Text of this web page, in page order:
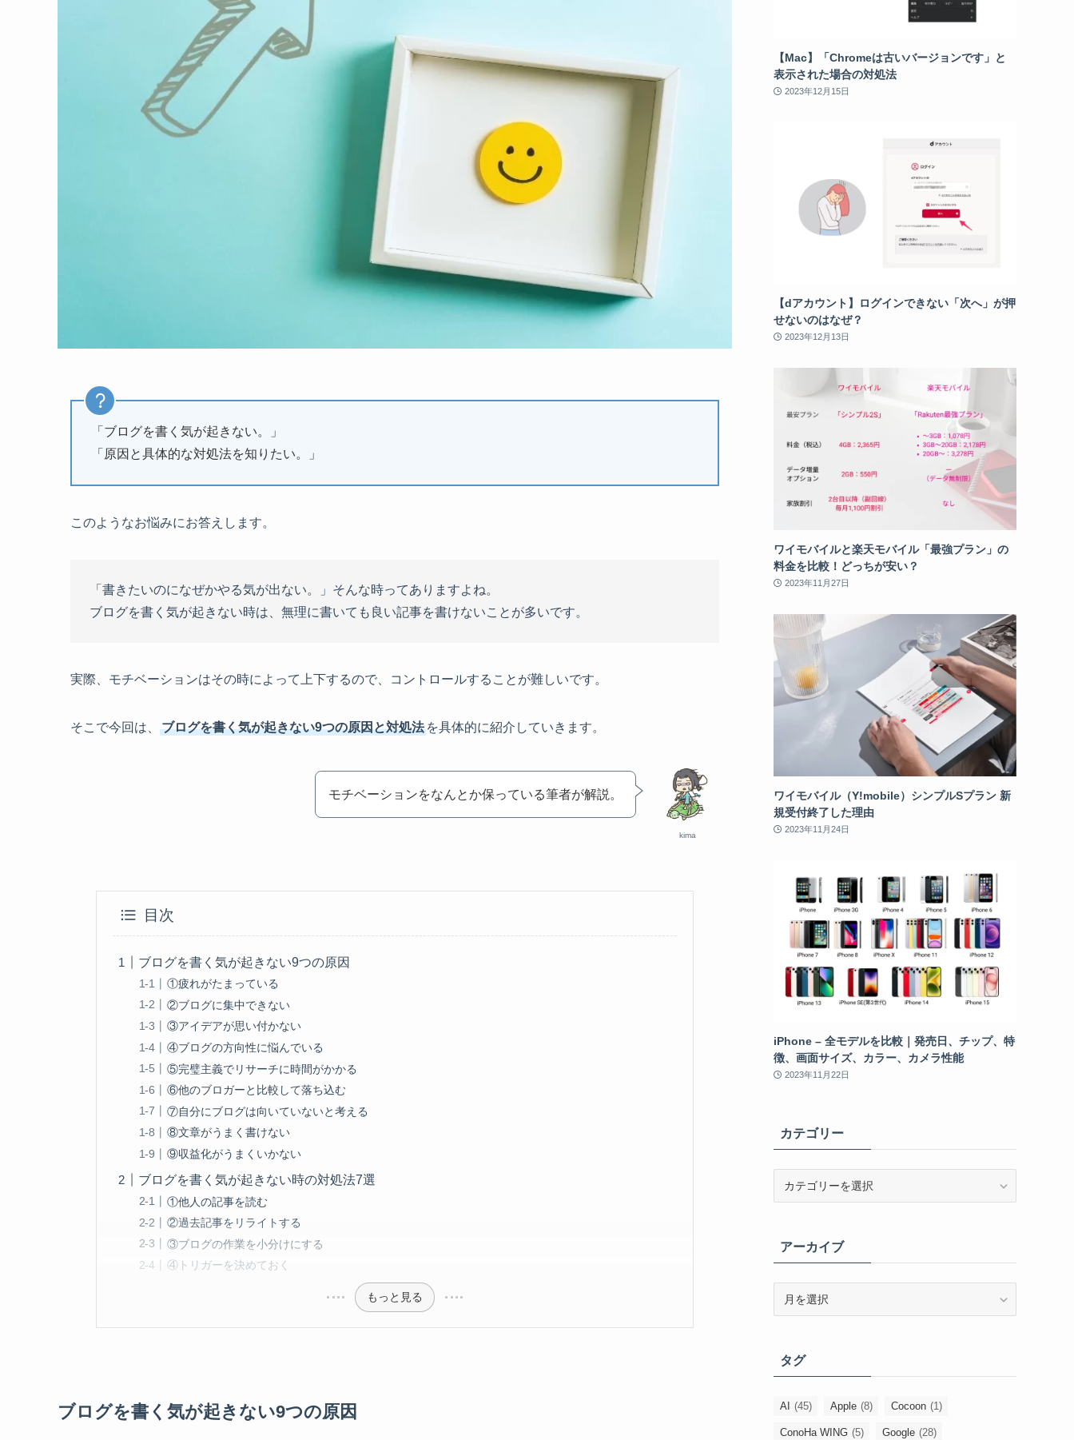
「ブログを書く気が起きない。」
「原因と具体的な対処法を知りたい。」
このようなお悩みにお答えします。
「書きたいのになぜかやる気が出ない。」そんな時ってありますよね。
ブログを書く気が起きない時は、無理に書いても良い記事を書けないことが多いです。
実際、モチベーションはその時によって上下するので、コントロールすることが難しいです。
そこで今回は、 ブログを書く気が起きない9つの原因と対処法 を具体的に紹介していきます。
kima
モチベーションをなんとか保っている筆者が解説。
目次
ブログを書く気が起きない9つの原因
①疲れがたまっている
②ブログに集中できない
③アイデアが思い付かない
④ブログの方向性に悩んでいる
⑤完璧主義でリサーチに時間がかかる
⑥他のブロガーと比較して落ち込む
⑦自分にブログは向いていないと考える
⑧文章がうまく書けない
⑨収益化がうまくいかない
ブログを書く気が起きない時の対処法7選
①他人の記事を読む
②過去記事をリライトする
③ブログの作業を小分けにする
④トリガーを決めておく
もっと見る
ブログを書く気が起きない9つの原因
【Mac】「Chromeは古いバージョンです」と
表示された場合の対処法
2023年12月15日
【dアカウント】ログインできない「次へ」が押
せないのはなぜ？
2023年12月13日
ワイモバイルと楽天モバイル「最強プラン」の
料金を比較！どっちが安い？
2023年11月27日
ワイモバイル（Y!mobile）シンプルSプラン 新
規受付終了した理由
2023年11月24日
iPhone – 全モデルを比較｜発売日、チップ、特
徴、画面サイズ、カラー、カメラ性能
2023年11月22日
カテゴリー
ーアーカイブ
ブタグ
AI (45) Apple (8) Cocoon (1)
ConoHa WING (5) Google (28)